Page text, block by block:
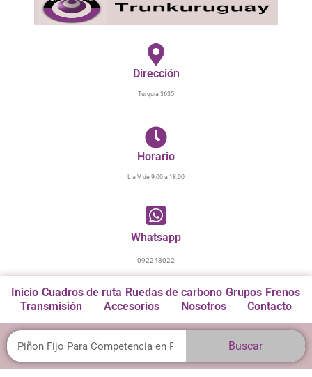
Dirección
Turquia 3635
Horario
L a V de 9:00 a 18:00
Whatsapp
092243022
Inicio Cuadros de ruta Ruedas de carbono Grupos Frenos
Transmisión
Accesorios Nosotros Contacto
Buscar
Buscar